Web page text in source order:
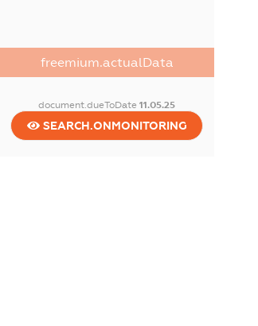
freemium.actualData
document.dueToDate11.05.25
SEARCH.ONMONITORING